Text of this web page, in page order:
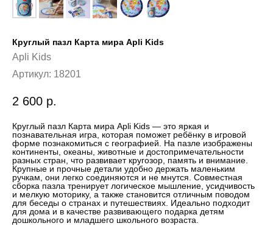
Круглый пазл Карта мира Apli Kids
Apli Kids
Артикул: 18201
2 600 р.
Круглый пазл Карта мира Apli Kids — это яркая и
познавательная игра, которая поможет ребёнку в игровой
форме познакомиться с географией. На пазле изображены
континенты, океаны, животные и достопримечательности
разных стран, что развивает кругозор, память и внимание.
Крупные и прочные детали удобно держать маленьким
ручкам, они легко соединяются и не мнутся. Совместная
сборка пазла тренирует логическое мышление, усидчивость
и мелкую моторику, а также становится отличным поводом
для беседы о странах и путешествиях. Идеально подходит
для дома и в качестве развивающего подарка детям
дошкольного и младшего школьного возраста.